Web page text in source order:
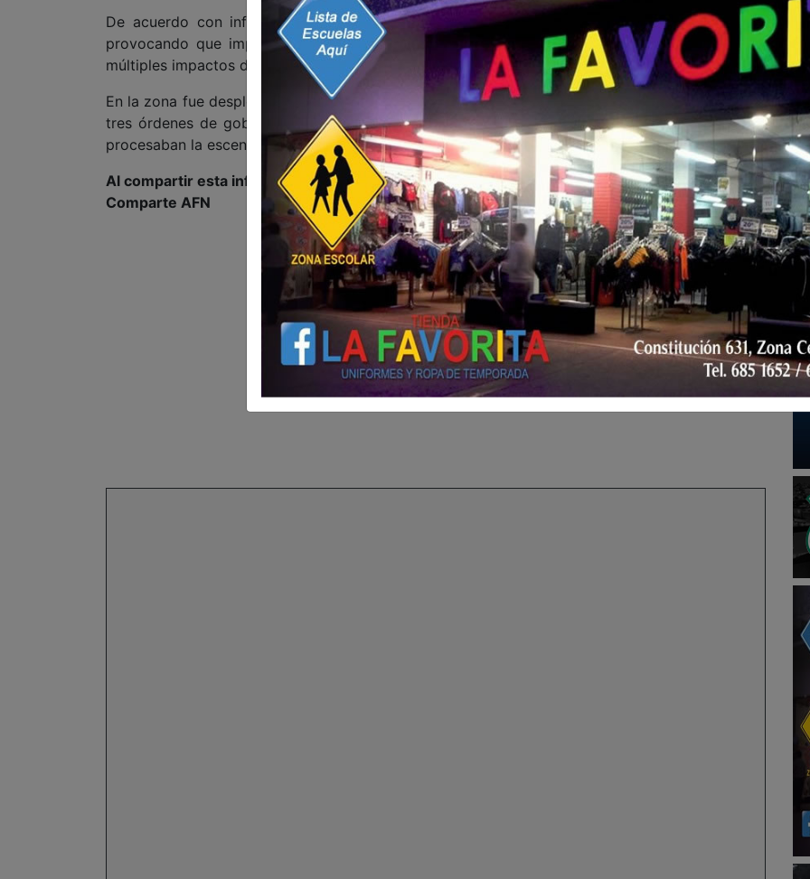
De acuerdo con informes extraoficiales, el ahora occiso fue perseguido por los atacantes,
provocando que impactara su unidad contra una vivienda en la calle Zacapu, donde recibió
múltiples impactos de bala, perdiendo la vida al instante.
En la zona fue desplegado un fuerte operativo de seguridad con presencia de elementos de los
tres órdenes de gobierno mientras agentes periciales de la Fiscalía General del Estado (FGE)
procesaban la escena del crimen.
Al compartir esta información, apoyas a la prensa que necesitas
Comparte AFN